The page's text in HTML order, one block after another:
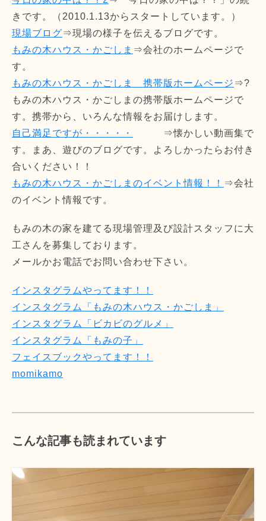
きです。（2010.1.13からスタートしています。）
現場ブログ⇒現場の様子を伝えるブログです。
もみの木ハウス・かごしま ⇒会社のホームページで
す。
もみの木ハウス・かごしま 携帯版ホームページ ⇒?
もみの木ハウス・かごしまの携帯版ホームページで
す。携帯から、いろんな情報をお届けします。
自己満足ですが・・・・・
⇒懐かしい動画集で
す。まあ、遊びのブログです。よろしかったらお付き
合いください！！
もみの木ハウス・かごしまのイベント情報！！ ⇒会社
のイベント情報です。
もみの木の家を建てる現場管理及び設計スタッフに大
工さんを募集しております。
メールかお電話でお問い合わせ下さい。
インスタグラムやってます！！
インスタグラム「もみの木ハウス・かごしま」
インスタグラム「ビカビのグルメ」
インスタグラム「もみの子」
フェイスブックやってます！！
momikamo
こんな記事も読まれています